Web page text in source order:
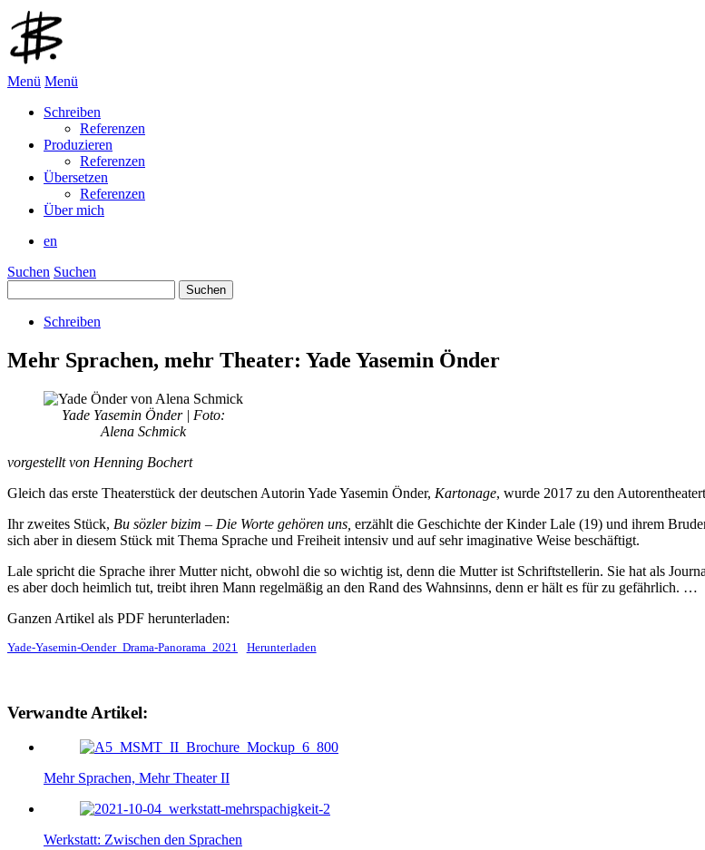
Menü Menü
Schreiben
Referenzen
Produzieren
Referenzen
Übersetzen
Referenzen
Über mich
en
Suchen Suchen
nach:
Schreiben
Mehr Sprachen, mehr Theater: Yade Yasemin Önder
Yade Yasemin Önder | Foto:
Alena Schmick
vorgestellt von Henning Bochert
Gleich das erste Theaterstück der deutschen Autorin Yade Yasemin Önder, Kartonage, wurde 2017 zu den
Ihr zweites Stück, Bu sözler bizim – Die Worte gehören uns, erzählt die Geschichte der Kinder Lale (19) und ihrem
sich aber in diesem Stück mit Thema Sprache und Freiheit intensiv und auf sehr imaginative Weise beschäftigt.
Lale spricht die Sprache ihrer Mutter nicht, obwohl die so wichtig ist, denn die Mutter ist Schriftstellerin. Sie hat als
es aber doch heimlich tut, treibt ihren Mann regelmäßig an den Rand des Wahnsinns, denn er hält es für zu gefährlich. …
Ganzen Artikel als PDF herunterladen:
Yade-Yasemin-Oender_Drama-Panorama_2021 Herunterladen
Verwandte Artikel:
Mehr Sprachen, Mehr Theater II
Werkstatt: Zwischen den Sprachen